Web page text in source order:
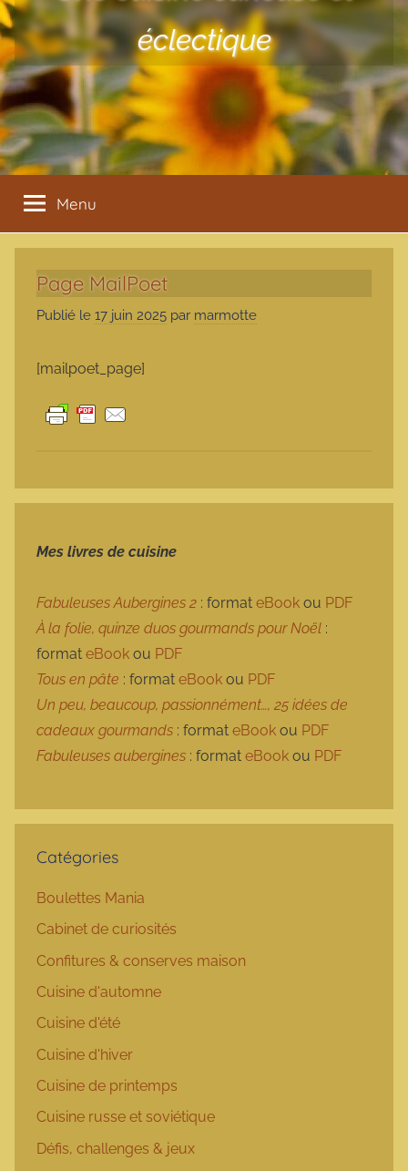
éclectique
Menu
Page MailPoet
Publié le 17 juin 2025 par marmotte
[mailpoet_page]
Mes livres de cuisine
Fabuleuses Aubergines 2 : format eBook ou PDF
À la folie, quinze duos gourmands pour Noël :
format eBook ou PDF
Tous en pâte : format eBook ou PDF
Un peu, beaucoup, passionnément…, 25 idées de
cadeaux gourmands : format eBook ou PDF
Fabuleuses aubergines : format eBook ou PDF
Catégories
Boulettes Mania
Cabinet de curiosités
Confitures & conserves maison
Cuisine d'automne
Cuisine d'été
Cuisine d'hiver
Cuisine de printemps
Cuisine russe et soviétique
Défis, challenges & jeux